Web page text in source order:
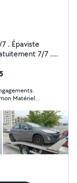
7/7 .
Matériel
et ne m'a
non respecter.
moi c'est 0-